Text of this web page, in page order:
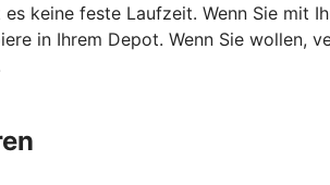
keine feste Laufzeit. Wenn Sie mit
in Ihrem Depot. Wenn Sie wollen,